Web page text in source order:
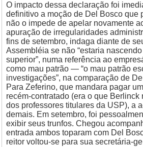
O impacto dessa declaração foi
definitivo a moção de Del Bosco que
não o impede de apelar novamente
apuração de irregularidades
fins de setembro, indaga diante de
Assembléia se não “estaria
superior”, numa referência ao
como mau patrão — “o mau patrão
investigações”, na comparação de
Para Zeferino, que mandara pagar
recém-contratado (era o que
dos professores titulares da USP), a
demais. Em setembro, foi
exibir seus trunfos. Chegou
entrada ambos toparam com Del
reitor voltou-se para sua secretária-